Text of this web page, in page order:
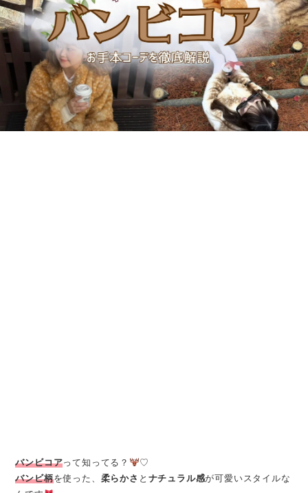
バンビコアって知ってる？
♡
バンビ柄を使った、 柔らかさ と ナチュラル感が可愛いスタイルな